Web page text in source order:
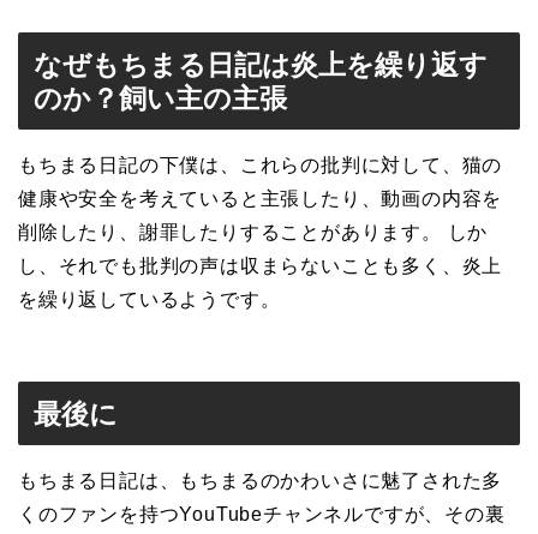
なぜもちまる日記は炎上を繰り返す
のか？飼い主の主張
もちまる日記の下僕は、これらの批判に対して、猫の
健康や安全を考えていると主張したり、動画の内容を
削除したり、謝罪したりすることがあります。 しか
し、それでも批判の声は収まらないことも多く、炎上
を繰り返しているようです。
最後に
もちまる日記は、もちまるのかわいさに魅了された多
くのファンを持つYouTubeチャンネルですが、その裏